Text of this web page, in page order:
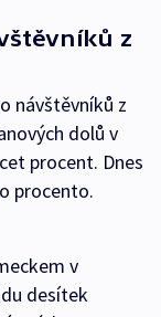
z
návštěvníků z
dolů v
procent. Dnes
procento.
v
desítek